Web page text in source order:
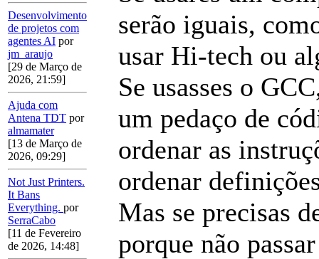
Desenvolvimento
de projetos com
agentes AI por
jm_araujo
[29 de Março de
2026, 21:59]
Ajuda com
Antena TDT por
almamater
[13 de Março de
2026, 09:29]
Not Just Printers.
It Bans
Everything. por
SerraCabo
[11 de Fevereiro
de 2026, 14:48]
serão iguais,
usar Hi-tech ou
Se usasses o
um pedaço de
ordenar as
ordenar
Mas se precisas
porque não